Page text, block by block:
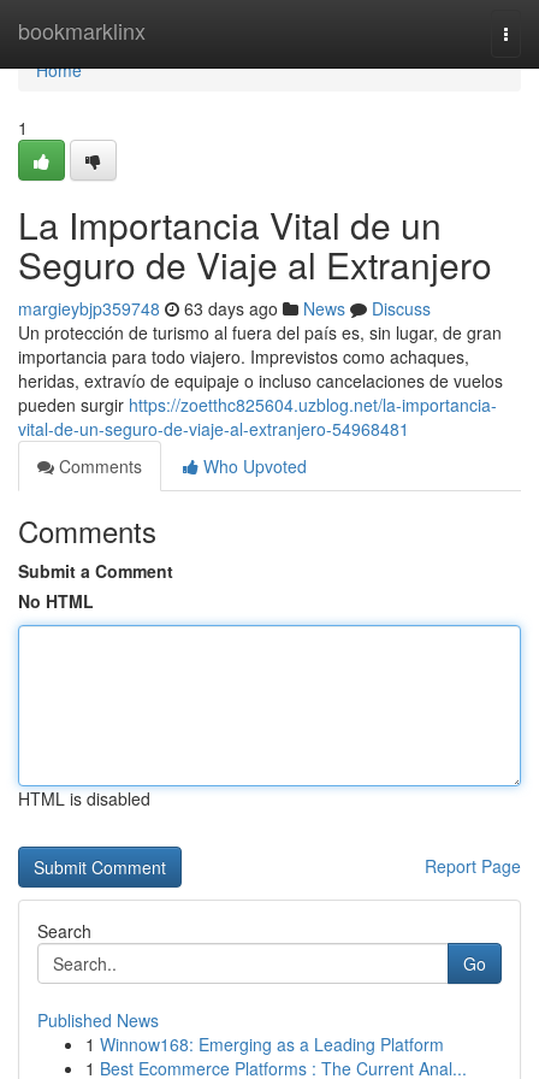
bookmarklinx
Home
Home
1
La Importancia Vital de un
Seguro de Viaje al Extranjero
margieybjp359748 63 days ago News
Discuss
Un protección de turismo al fuera del país es, sin lugar, de gran
importancia para todo viajero. Imprevistos como achaques,
heridas, extravío de equipaje o incluso cancelaciones de vuelos
pueden surgir https://zoetthc825604.uzblog.net/la-importancia-
vital-de-un-seguro-de-viaje-al-extranjero-54968481
Comments
Who Upvoted
Comments
Submit a Comment
No HTML
HTML is disabled
Report Page
Search
Go
Published News
1 Winnow168: Emerging as a Leading Platform
1 Best Ecommerce Platforms : The Current Anal...